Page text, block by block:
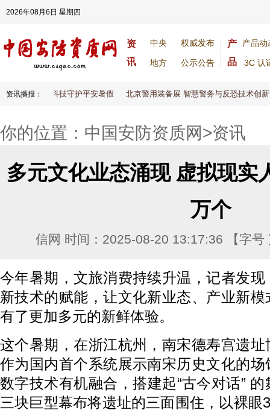
2026年08月6日 星期四
资
讯
中央 权威发布
地方 公示公告
产
品
产品动
3C 认
资讯播报：
安防不打烊 科技守护平安暑假 北京警用装备展 智慧警务与反恐技术创新
你的位置： 中国安防资质网>资讯
多元文化业态涌现 虚拟现实
万个
信网 时间：2025-08-20 13:17:36 【字号
今年暑期，文旅消费持续升温，记者发
新技术的赋能，让文化新业态、产业新
有了更加多元的新鲜体验。
这个暑期，在浙江杭州，南宋德寿宫遗
作为国内首个系统展示南宋历史文化的
数字技术有机融合，搭建起“古今对话”
三块巨型幕布将遗址的三面围住，以裸眼